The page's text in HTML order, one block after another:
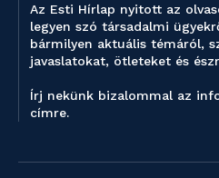
Az Esti Hírlap nyitott az
legyen szó társadalmi
bármilyen aktuális témáról,
javaslatokat, ötleteket és
Írj nekünk bizalommal az
címre.